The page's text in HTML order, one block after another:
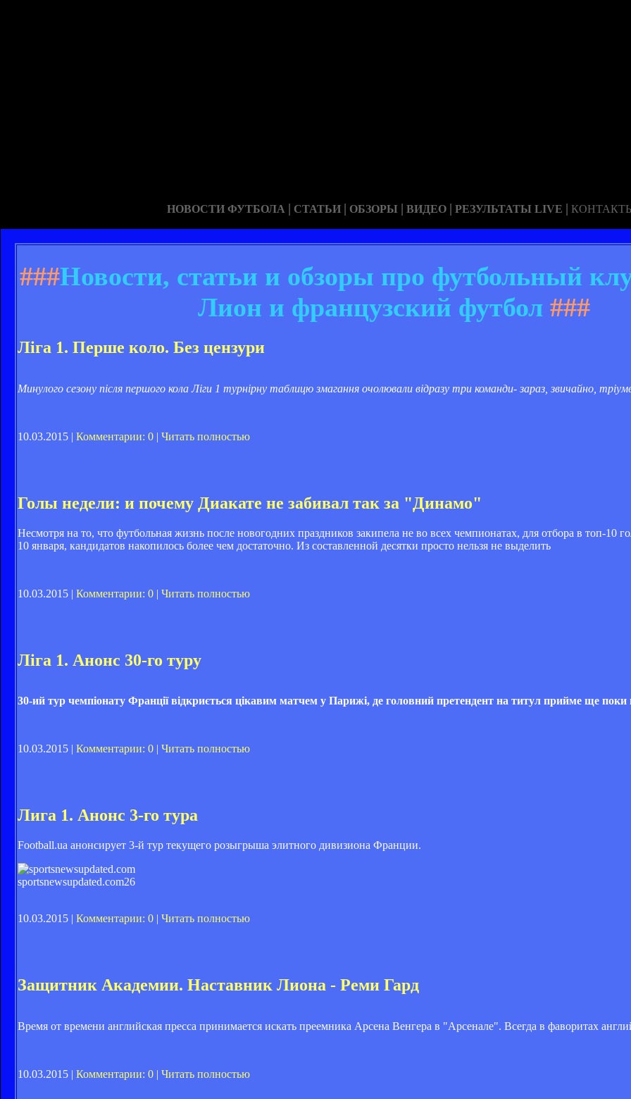
НОВОСТИ ФУТБОЛА | СТАТЬИ | ОБЗОРЫ | ВИДЕО | РЕЗУЛЬТАТЫ LIVE |
###Новости, статьи и обзоры про футбольный
Лион и французский футбол ###
Ліга 1. Перше коло. Без цензури
Минулого сезону після першого кола Ліги 1 турнірну таблицю змагання очолювали відразу три команди- зараз, звичайно,
10.03.2015 | Комментарии: 0 | Читать полностью
Голы недели: и почему Диакате не забивал так за "Динамо"
Несмотря на то, что футбольная жизнь после новогодних праздников закипела не во всех чемпионатах, для отбора в топ-10
10 января, кандидатов накопилось более чем достаточно. Из составленной десятки просто нельзя не выделить
10.03.2015 | Комментарии: 0 | Читать полностью
Ліга 1. Анонс 30-го туру
30-ий тур чемпіонату Франції відкриється цікавим матчем у Парижі, де головний претендент на титул прийме ще
10.03.2015 | Комментарии: 0 | Читать полностью
Лига 1. Анонс 3-го тура
Football.ua анонсирует 3-й тур текущего розыгрыша элитного дивизиона Франции.
sportsnewsupdated.com26
10.03.2015 | Комментарии: 0 | Читать полностью
Защитник Академии. Наставник Лиона - Реми Гард
Время от времени английская пресса принимается искать преемника Арсена Венгера в "Арсенале". Всегда в фаворитах
10.03.2015 | Комментарии: 0 | Читать полностью